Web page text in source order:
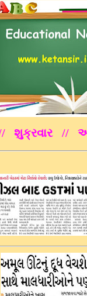
શુક્રવાર //